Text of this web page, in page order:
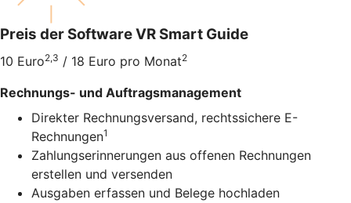
Preis der Software VR Smart Guide
10 Euro2,3 / 18 Euro pro Monat2
Rechnungs- und Auftragsmanagement
Direkter Rechnungsversand, rechtssichere E-
Rechnungen1
Zahlungserinnerungen aus offenen Rechnungen
erstellen und versenden
Ausgaben erfassen und Belege hochladen